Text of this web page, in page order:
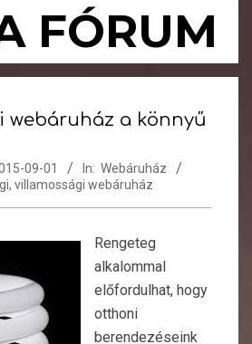
FÓRUM
webáruház a könnyű
09-01 In: Webáruház
, villamossági webáruház
Rengeteg
alkalommal
előfordulhat, hogy
otthoni
berendezéseink